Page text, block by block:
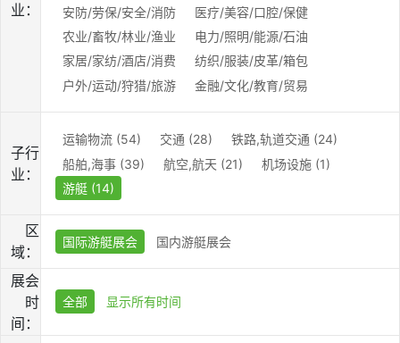
业：
安防/劳保/安全/消防
医疗/美容/口腔/保健
农业/畜牧/林业/渔业
电力/照明/能源/石油
家居/家纺/酒店/消费
纺织/服装/皮革/箱包
户外/运动/狩猎/旅游
金融/文化/教育/贸易
子行
业：
运输物流 (54) 交通 (28)
铁路,轨道交通 (24)
船舶,海事 (39)
航空,航天 (21)
机场设施 (1)
游艇 (14)
区
域：
国际游艇展会 国内游艇展会
展会
时
间：
全部 显示所有时间